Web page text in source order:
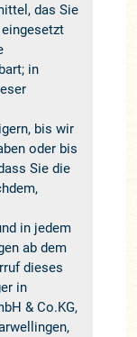
das Sie
in
bis wir
oder bis
Sie die
in jedem
ab dem
dieses
in
& Co.KG,